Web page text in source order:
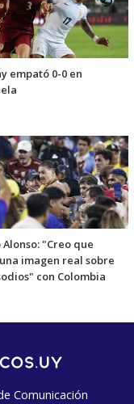
empató 0-0 en
"Creo que
imagen real sobre
con Colombia
Comunicación